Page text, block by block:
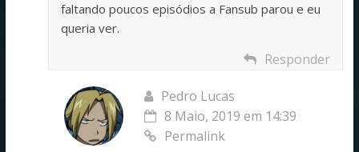
faltando poucos episódios a Fansub parou e eu
queria ver.
Responder
Pedro Lucas
8 Maio, 2019 em 14:39
Permalink